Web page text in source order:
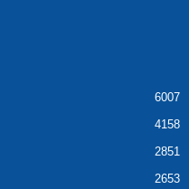
6007
4158
2851
2653